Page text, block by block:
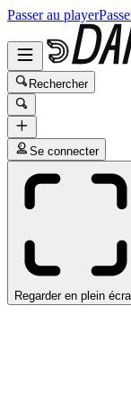
Passer au player
Rechercher
Se connecter
Regarder en plein